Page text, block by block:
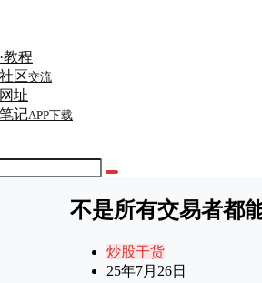
教程
区交流
址
记APP下载
不是所有交易者都
炒股干货
25年7月26日